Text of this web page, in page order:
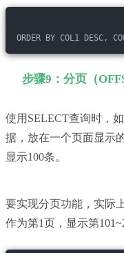
ORDER BY COL1 DESC,
步骤9：分页（
使用SELECT查询时，
据，放在一个页面显示
显示100条。
要实现分页功能，实际
作为第1页，显示第